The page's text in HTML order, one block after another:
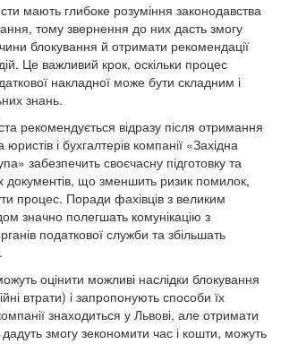
мають глибоке розуміння законодавства
тому звернення до них дасть змогу
блокування й отримати рекомендації
Це важливий крок, оскільки процес
накладної може бути складним і
знань.
рекомендується відразу після отримання
і бухгалтерів компанії «Західна
забезпечить своєчасну підготовку та
документів, що зменшить ризик помилок,
процес. Поради фахівців з великим
значно полегшать комунікацію з
податкової служби та збільшать
оцінити можливі наслідки блокування
втрати) і запропонують способи їх
знаходиться у Львові, але отримати
дадуть змогу зекономити час і кошти, можуть